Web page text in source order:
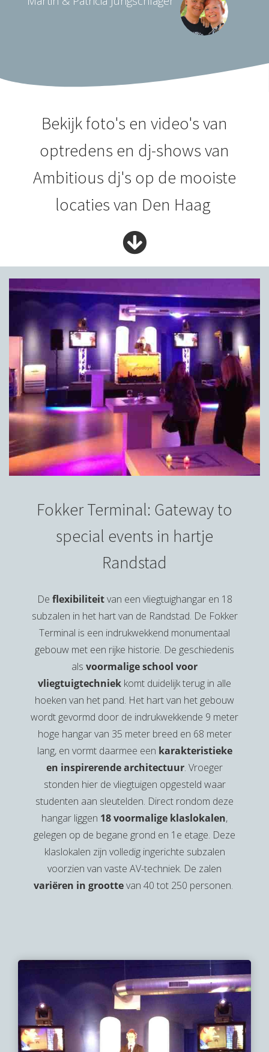
Bekijk foto's en video's van
optredens en dj-shows van
Ambitious dj's op de mooiste
locaties van Den Haag
Fokker Terminal: Gateway to
special events in hartje
Randstad
De flexibiliteitvan een vliegtuighangar en 18
subzalen in het hart van de Randstad. De Fokker
Terminal is een indrukwekkend monumentaal
gebouw met een rijke historie. De geschiedenis
als voormalige school voor
vliegtuigtechniek komt duidelijk terug in alle
hoeken van het pand. Het hart van het gebouw
wordt gevormd door de indrukwekkende 9 meter
hoge hangar van 35 meter breed en 68 meter
lang, en vormt daarmee een karakteristieke
en inspirerende architectuur. Vroeger
stonden hier de vliegtuigen opgesteld waar
studenten aan sleutelden. Direct rondom deze
hangar liggen 18 voormalige klaslokalen,
gelegen op de begane grond en 1e etage. Deze
klaslokalen zijn volledig ingerichte subzalen
voorzien van vaste AV-techniek. De zalen
variëren in groottevan 40 tot 250 personen.